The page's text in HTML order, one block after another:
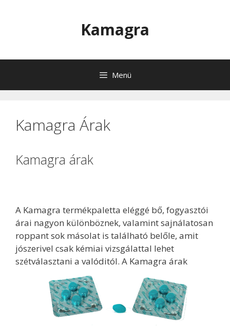
Kamagra
Menü
Kamagra Árak
Kamagra árak
A Kamagra termékpaletta eléggé bő, fogyasztói
árai nagyon különböznek, valamint sajnálatosan
roppant sok másolat is található belőle, amit
jószerivel csak kémiai vizsgálattal lehet
szétválasztani a valóditól. A Kamagra árak